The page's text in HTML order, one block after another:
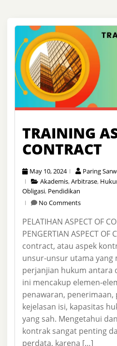
TRAINING
CONTRACT
May 10, 2024
Paring
Akademis,Arbitrase,
Obligasi, Pendidikan
No Comments
PELATIHAN ASPECT OF
PENGERTIAN ASPECT OF
contract, atau aspek
unsur-unsur utama yang
perjanjian hukum antara
ini mencakup elemen-
penawaran,
kejelasan isi, kapasitas
yang sah. Mengetahui
kontrak sangat penting
perdata, karena […]